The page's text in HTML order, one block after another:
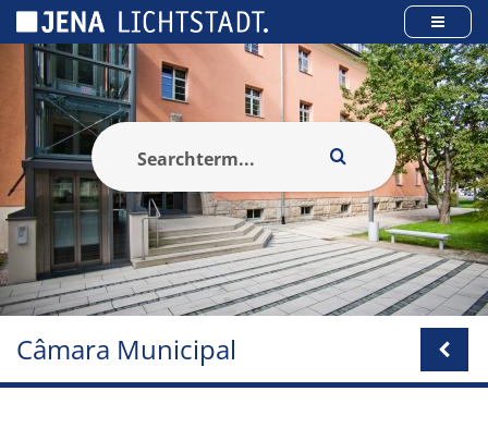
Câmara Municipal
Cookies management panel